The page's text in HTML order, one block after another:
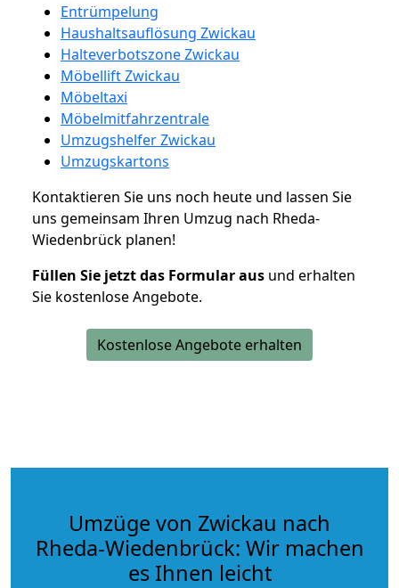
Entrümpelung
Haushaltsauflösung Zwickau
Halteverbotszone Zwickau
Möbellift Zwickau
Möbeltaxi
Möbelmitfahrzentrale
Umzugshelfer Zwickau
Umzugskartons
Kontaktieren Sie uns noch heute und lassen Sie
uns gemeinsam Ihren Umzug nach Rheda-
Wiedenbrück planen!
Füllen Sie jetzt das Formular aus und erhalten
Sie kostenlose Angebote.
Kostenlose Angebote erhalten
Umzüge von Zwickau nach
Rheda-Wiedenbrück: Wir machen
es Ihnen leicht